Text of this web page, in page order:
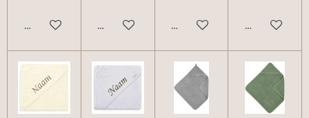
Bekijk details Bekijk details Bekijk details Houd mij op